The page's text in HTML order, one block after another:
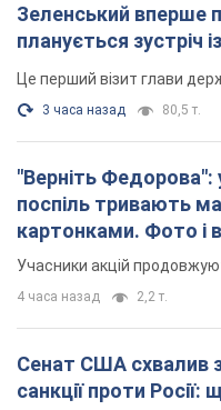
Зеленський вперше
планується зустріч
Це перший візит глави
3 часа назад 80,5 т.
"Верніть Федорова":
поспіль тривають
картонками. Фото і
Учасники акцій
4 часа назад 2,2 т.
Сенат США схвалив
санкції проти Росії: